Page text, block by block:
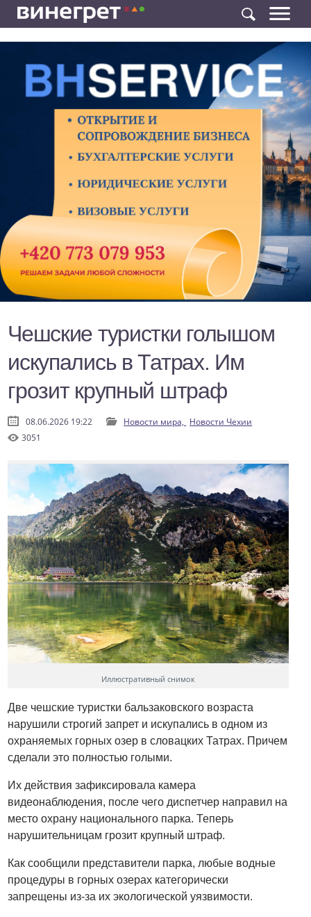
Чешские туристки голышом
искупались в Татрах. Им
грозит крупный штраф
08.06.2026 19:22 Новости мира, Новости Чехии
3051
Иллюстративный снимок
Две чешские туристки бальзаковского возраста
нарушили строгий запрет и искупались в одном из
охраняемых горных озер в словацких Татрах. Причем
сделали это полностью голыми.
Их действия зафиксировала камера
видеонаблюдения, после чего диспетчер направил на
место охрану национального парка. Теперь
нарушительницам грозит крупный штраф.
Как сообщили представители парка, любые водные
процедуры в горных озерах категорически
запрещены из-за их экологической уязвимости.